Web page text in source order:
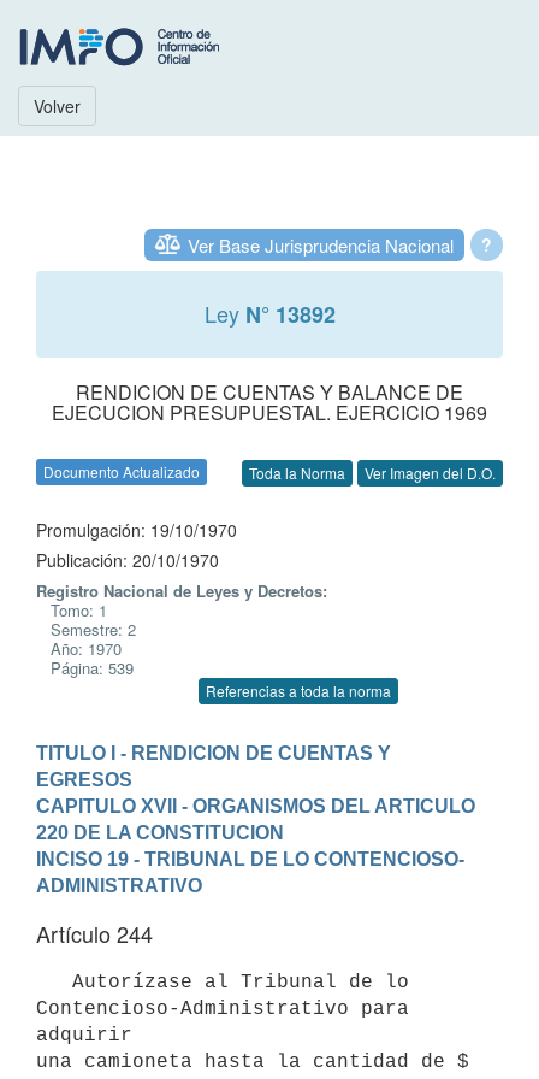
Volver
?
Ver Base Jurisprudencia Nacional
Ley N° 13892
RENDICION DE CUENTAS Y BALANCE DE
EJECUCION PRESUPUESTAL. EJERCICIO 1969
Documento Actualizado Toda la Norma Ver Imagen del D.O.
Promulgación: 19/10/1970
Publicación: 20/10/1970
Registro Nacional de Leyes y Decretos:
Tomo: 1
Semestre: 2
Año: 1970
Página: 539
Referencias a toda la norma
TITULO I - RENDICION DE CUENTAS Y
EGRESOS
CAPITULO XVII - ORGANISMOS DEL ARTICULO
220 DE LA CONSTITUCION
INCISO 19 - TRIBUNAL DE LO CONTENCIOSO-
ADMINISTRATIVO
Artículo 244
Contencioso-Administrativo para
adquirir
una camioneta hasta la cantidad de $